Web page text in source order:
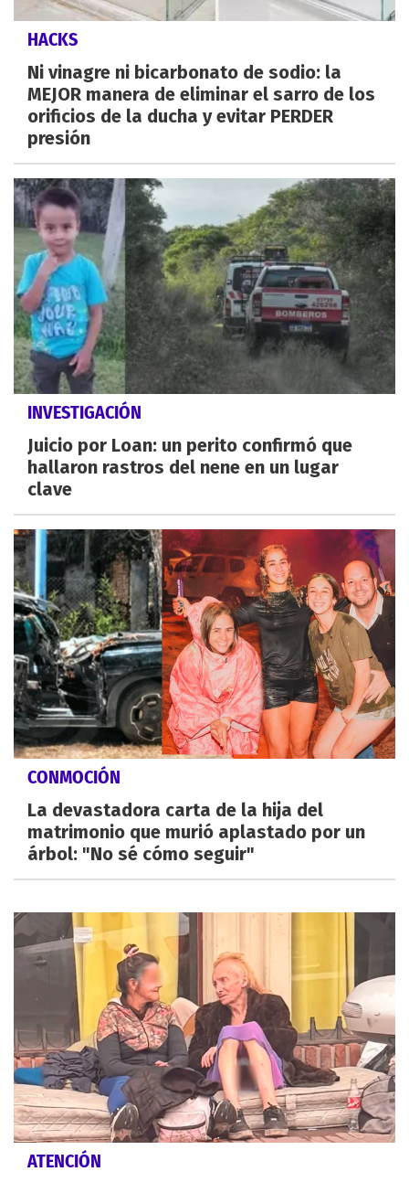
HACKS
Ni vinagre ni bicarbonato de sodio: la
MEJOR manera de eliminar el sarro de los
orificios de la ducha y evitar PERDER
presión
INVESTIGACIÓN
Juicio por Loan: un perito confirmó que
hallaron rastros del nene en un lugar
clave
CONMOCIÓN
La devastadora carta de la hija del
matrimonio que murió aplastado por un
árbol: "No sé cómo seguir"
ATENCIÓN